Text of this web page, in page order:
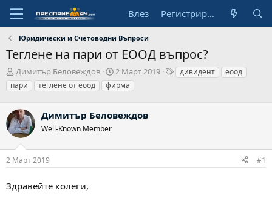
Влез Регистрирай се
Юридически и Счетоводни Въпроси
Теглене на пари от ЕООД въпрос?
А
в
т
р
Димитър Беловеждов
Н
а
ч
л
д
т
2 Март 2019
Тдивидент
еоод
пари
теглене от еоод фирма
Димитър Беловеждов
Well-Known Member
2 Март 2019 #1
Здравейте колеги,